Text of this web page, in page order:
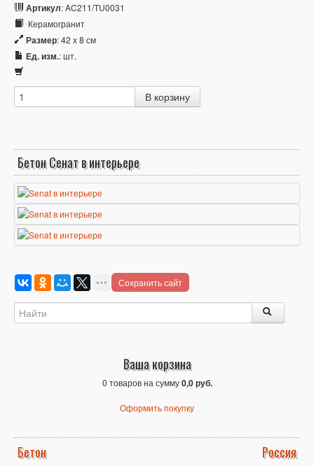
Артикул: AC211/TU0031
Керамогранит
Размер: 42 x 8 см
Ед. изм.: шт.
Бетон Сенат в интерьере
Сохранить сайт
Ваша корзина
0 товаров на сумму0,0 руб.
Оформить покупку
Бетон Россия